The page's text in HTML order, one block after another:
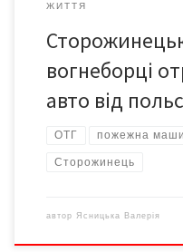
ЖИТТЯ
вогнеборці
авто від
ОТГ пожежна
Сторожинець
автор Ясницька Валерія